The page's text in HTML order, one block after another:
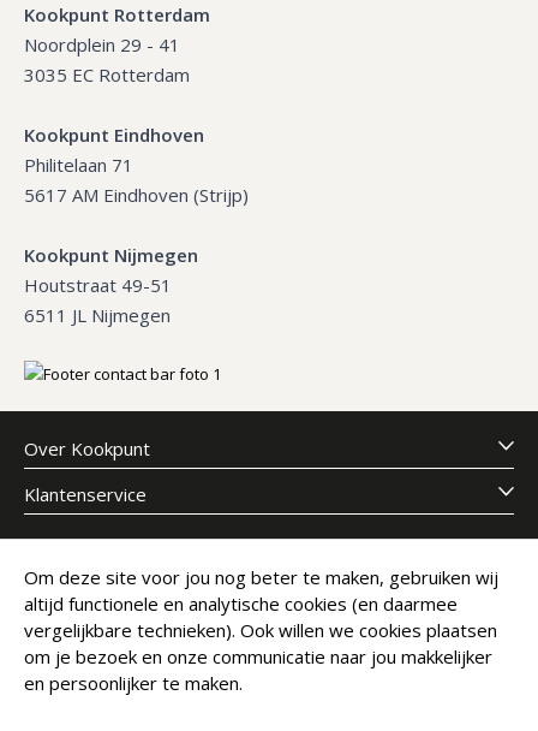
Kookpunt Rotterdam
Noordplein 29 - 41
3035 EC Rotterdam
Kookpunt Eindhoven
Philitelaan 71
5617 AM Eindhoven (Strijp)
Kookpunt Nijmegen
Houtstraat 49-51
6511 JL Nijmegen
Over Kookpunt
Klantenservice
Meld je aan voor onze nieuwsbrief
E-mailadres
Abonneer
Om deze site voor jou nog beter te maken, gebruiken wij
altijd functionele en analytische cookies (en daarmee
vergelijkbare technieken). Ook willen we cookies plaatsen
om je bezoek en onze communicatie naar jou makkelijker
en persoonlijker te maken.